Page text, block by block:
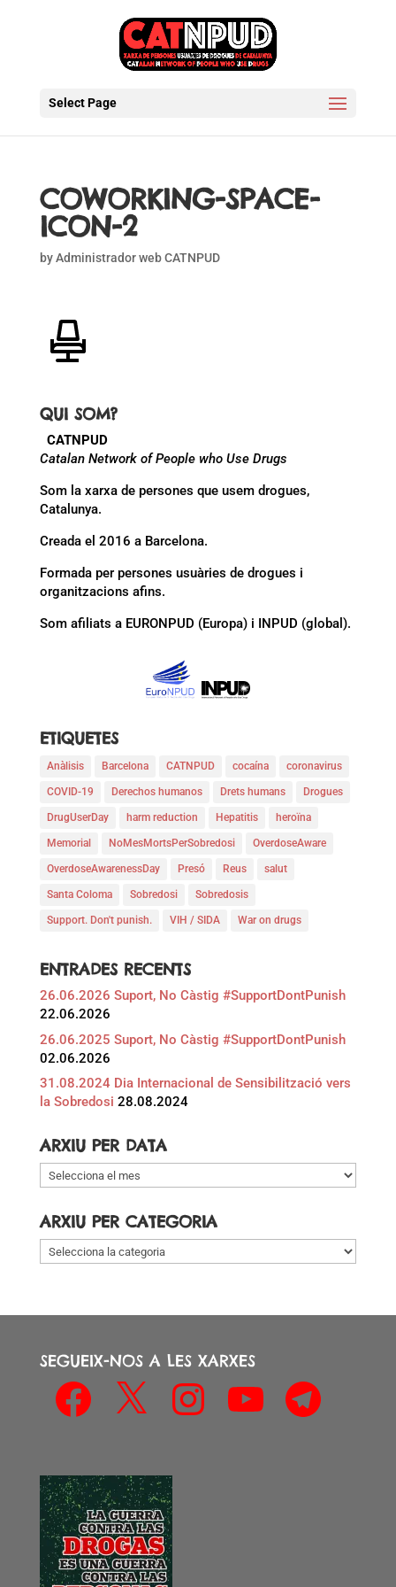
Select Page
COWORKING-SPACE-
ICON-2
byAdministrador web CATNPUD
QUI SOM?
CATNPUD
Catalan Network of People who Use Drugs
Som la xarxa de persones que usem drogues,
Catalunya.
Creada el 2016 a Barcelona.
Formada per persones usuàries de drogues i
organitzacions afins.
Som afiliats a EURONPUD (Europa) i INPUD (global).
ETIQUETES
Anàlisis Barcelona CATNPUD cocaína coronavirus
COVID-19 Derechos humanos Drets humans Drogues
DrugUserDay harm reduction Hepatitis heroïna
Memorial NoMesMortsPerSobredosi OverdoseAware
OverdoseAwarenessDay Presó Reus salut
Santa Coloma Sobredosi Sobredosis
Support. Don't punish. VIH / SIDA War on drugs
ENTRADES RECENTS
26.06.2026 Suport, No Càstig #SupportDontPunish
22.06.2026
26.06.2025 Suport, No Càstig #SupportDontPunish
02.06.2026
31.08.2024 Dia Internacional de Sensibilització vers
la Sobredosi 28.08.2024
ARXIU PER DATA
Arxiu
per
ARXIU PER CATEGORIA
Arxiu
per
SEGUEIX-NOS A LES XARXES
Facebook Instagram Telegram